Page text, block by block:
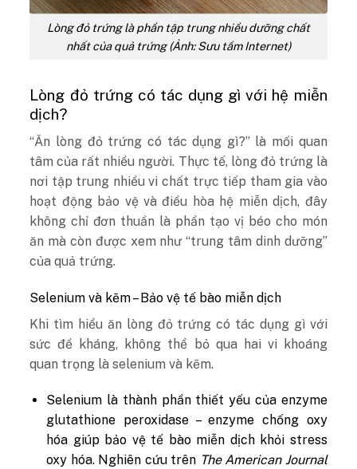
Lòng đỏ trứng là phần tập trung nhiều dưỡng chất
nhất của quả trứng (Ảnh: Sưu tầm Internet)
Lòng đỏ trứng có tác dụng gì với hệ miễn
dịch?
“Ăn lòng đỏ trứng có tác dụng gì?” là mối quan
tâm của rất nhiều người. Thực tế, lòng đỏ trứng là
nơi tập trung nhiều vi chất trực tiếp tham gia vào
hoạt động bảo vệ và điều hòa hệ miễn dịch, đây
không chỉ đơn thuần là phần tạo vị béo cho món
ăn mà còn được xem như “trung tâm dinh dưỡng”
của quả trứng.
Selenium và kẽm – Bảo vệ tế bào miễn dịch
Khi tìm hiểu ăn lòng đỏ trứng có tác dụng gì với
sức đề kháng, không thể bỏ qua hai vi khoáng
quan trọng là selenium và kẽm.
Selenium là thành phần thiết yếu của enzyme
glutathione peroxidase – enzyme chống oxy
hóa giúp bảo vệ tế bào miễn dịch khỏi stress
oxy hóa. Nghiên cứu trên The American Journal